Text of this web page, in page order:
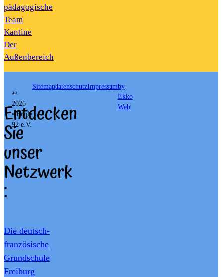
pädagogische
Team
Kantine
Der
Außenbereich
Entdecken
Sie
unser
Netzwerk
:
Die deutsch-
französische
Grundschule
Freiburg
©
2026
• École
92 e.V.
SitemapdatenschutzImpressumby
Ekko
Web